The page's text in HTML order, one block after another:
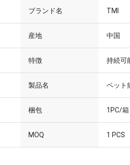
ブランド名 TMI
産地 中国
特徴 持続可
製品名 ペット
梱包 1PC/箱
MOQ 1 PCS